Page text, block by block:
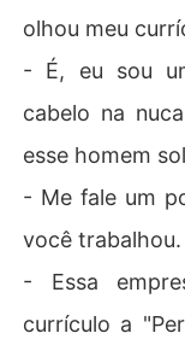
olhou meu
- É, eu sou
cabelo na
esse homem
- Me fale um
você trabalhou.
- Essa
currículo a